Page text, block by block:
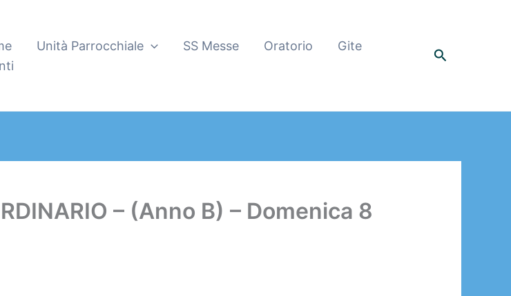
Unità Parrocchiale SS Messe Oratorio
Gite
Cerca
– (Anno B) – Domenica 8